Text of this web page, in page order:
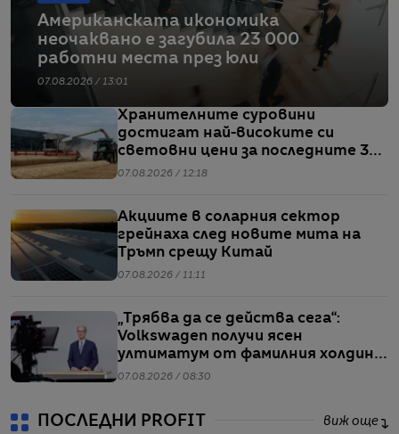
Американската икономика
неочаквано е загубила 23 000
работни места през юли
07.08.2026 / 13:01
Хранителните суровини
достигат най-високите си
световни цени за последните 3
години
07.08.2026 / 12:18
Акциите в соларния сектор
грейнаха след новите мита на
Тръмп срещу Китай
07.08.2026 / 11:11
„Трябва да се действа сега“:
Volkswagen получи ясен
ултиматум от фамилния холдинг
начело на групата
07.08.2026 / 08:30
ПОСЛЕДНИ PROFIT виж още